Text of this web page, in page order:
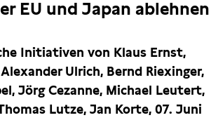
EU und Japan ablehnen
Initiativen von Klaus Ernst,
Ulrich, Bernd Riexinger,
Jörg Cezanne, Michael Leutert,
Lutze, Jan Korte, 07. Juni